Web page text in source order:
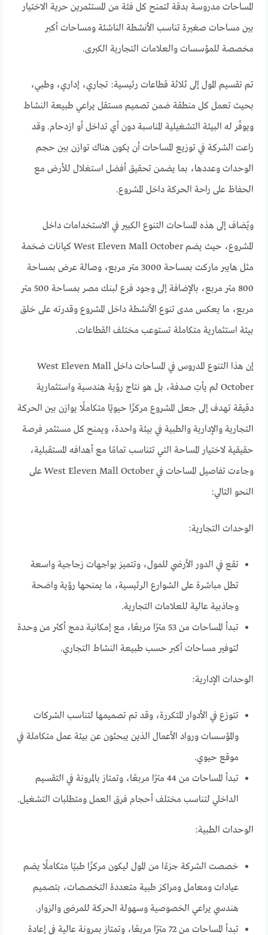
المساحات مدروسة بدقة لتمنح كل فئة من المستثمرين حرية الاختيار
بين مساحات صغيرة تناسب الأنشطة الناشئة ومساحات أكبر
مخصصة للمؤسسات والعلامات التجارية الكبرى.
تم تقسيم المول إلى ثلاثة قطاعات رئيسية: تجاري، إداري، وطبي،
بحيث تعمل كل منطقة ضمن تصميم مستقل يراعي طبيعة النشاط
ويوفّر له البيئة التشغيلية المناسبة دون أي تداخل أو ازدحام. وقد
راعت الشركة في توزيع المساحات أن يكون هناك توازن بين حجم
الوحدات وعددها، بما يضمن تحقيق أفضل استغلال للأرض مع
الحفاظ على راحة الحركة داخل المشروع.
ويُضاف إلى هذه المساحات التنوع الكبير في الاستخدامات داخل
المشروع، حيث يضم West Eleven Mall October كيانات ضخمة
مثل هايبر ماركت بمساحة 3000 متر مربع، وصالة عرض بمساحة
800 متر مربع، بالإضافة إلى وجود فرع لبنك مصر بمساحة 500 متر
مربع، ما يعكس مدى تنوع الأنشطة داخل المشروع وقدرته على خلق
بيئة استثمارية متكاملة تستوعب مختلف القطاعات.
إن هذا التنوع المدروس في المساحات داخل West Eleven Mall
October لم يأتِ صدفة، بل هو نتاج رؤية هندسية واستثمارية
دقيقة تهدف إلى جعل المشروع مركزًا حيويًا متكاملًا يوازن بين الحركة
التجارية والإدارية والطبية في بيئة واحدة، ويمنح كل مستثمر فرصة
حقيقية لاختيار المساحة التي تتناسب تمامًا مع أهدافه المستقبلية،
وجاءت تفاصيل المساحات في West Eleven Mall October على
النحو التالي:
الوحدات التجارية:
تقع في الدور الأرضي للمول، وتتميز بواجهات زجاجية واسعة
تطل مباشرة على الشوارع الرئيسية، ما يمنحها رؤية واضحة
وجاذبية عالية للعلامات التجارية.
تبدأ المساحات من 53 مترًا مربعًا، مع إمكانية دمج أكثر من وحدة
لتوفير مساحات أكبر حسب طبيعة النشاط التجاري.
الوحدات الإدارية:
تتوزع في الأدوار المتكررة، وقد تم تصميمها لتناسب الشركات
والمؤسسات ورواد الأعمال الذين يبحثون عن بيئة عمل متكاملة في
موقع حيوي.
تبدأ المساحات من 44 مترًا مربعًا، وتمتاز بالمرونة في التقسيم
الداخلي لتناسب مختلف أحجام فرق العمل ومتطلبات التشغيل.
الوحدات الطبية:
خصصت الشركة جزءًا من المول ليكون مركزًا طبيًا متكاملًا يضم
عيادات ومعامل ومراكز طبية متعددة التخصصات، بتصميم
هندسي يراعي الخصوصية وسهولة الحركة للمرضى والزوار.
تبدأ المساحات من 72 مترًا مربعًا، وتمتاز بمرونة عالية في إعادة